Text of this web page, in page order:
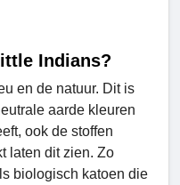
Indians?
en de natuur. Dit is
aarde kleuren
ook de stoffen
laten dit zien. Zo
biologisch katoen die